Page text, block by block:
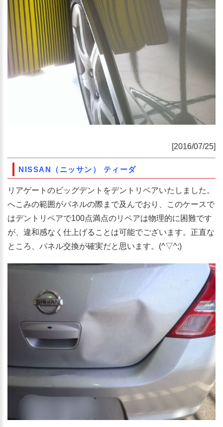
[2016/07/25]
NISSAN（ニッサン） ティーダ
リアゲートのビッグデントをデントリペアいたしました。
へこみの範囲がパネルの際まで及んでおり、このケースで
はデントリペアで100点満点のリペアは物理的に困難です
が、違和感なく仕上げることは可能でございます。正直な
ところ、パネル交換が確実だと思います。(^▽^;)